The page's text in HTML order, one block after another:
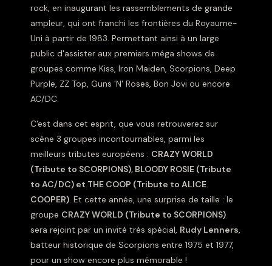
rock, en inaugurant les rassemblements de grande
ampleur, qui ont franchi les frontières du Royaume-
Uni à partir de 1983. Permettant ainsi à un large
public d'assister aux premiers méga shows de
groupes comme Kiss, Iron Maiden, Scorpions, Deep
Purple, ZZ Top, Guns 'N' Roses, Bon Jovi ou encore
AC/DC.
C'est dans cet esprit, que vous retrouverez sur
scène 3 groupes incontournables, parmi les
meilleurs tributes européens : CRAZY WORLD
(Tribute to SCORPIONS), BLOODY ROSIE (Tribute
to AC/DC) et THE COOP (Tribute to ALICE
COOPER). Et cette année, une surprise de taille : le
groupe CRAZY WORLD (Tribute to SCORPIONS)
sera rejoint par un invité très spécial, Rudy Lenners,
batteur historique de Scorpions entre 1975 et 1977,
pour un show encore plus mémorable !